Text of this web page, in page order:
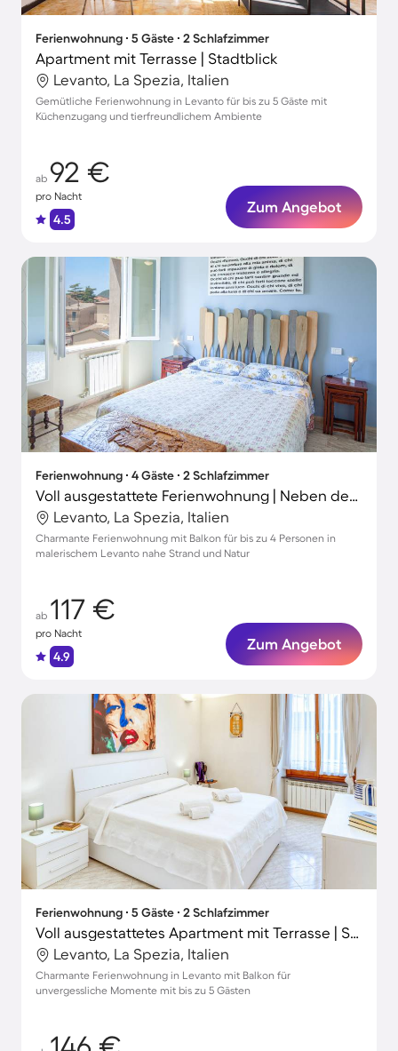
Ferienwohnung ∙ 5 Gäste ∙ 2 Schlafzimmer
Apartment mit Terrasse | Stadtblick
Levanto, La Spezia, Italien
Gemütliche Ferienwohnung in Levanto für bis zu 5 Gäste mit
Küchenzugang und tierfreundlichem Ambiente
ab 92 €
pro Nacht
4.5
Zum Angebot
Ferienwohnung ∙ 4 Gäste ∙ 2 Schlafzimmer
Voll ausgestattete Ferienwohnung | Neben dem Strand
Levanto, La Spezia, Italien
Charmante Ferienwohnung mit Balkon für bis zu 4 Personen in
malerischem Levanto nahe Strand und Natur
ab 117 €
pro Nacht
4.9
Zum Angebot
Ferienwohnung ∙ 5 Gäste ∙ 2 Schlafzimmer
Voll ausgestattetes Apartment mit Terrasse | Stadtblick | Strand in der Nähe
Levanto, La Spezia, Italien
Charmante Ferienwohnung in Levanto mit Balkon für
unvergessliche Momente mit bis zu 5 Gästen